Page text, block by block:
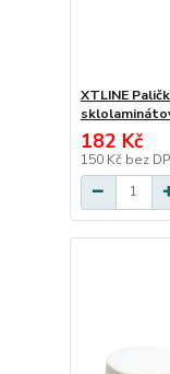
XTLINE
182 Kč
150 Kč bez